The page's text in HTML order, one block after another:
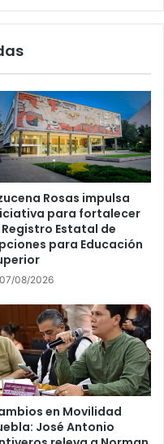
Rosas impulsa
para fortalecer
Estatal de
para Educación
07/08/2026
en Movilidad
José Antonio